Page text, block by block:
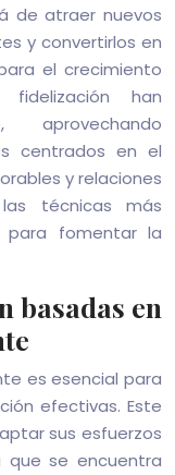
de atraer nuevos
y convertirlos en
el crecimiento
han
aprovechando
centrados en el
y relaciones
técnicas más
para fomentar la
basadas en
es esencial para
efectivas. Este
sus esfuerzos
se encuentra